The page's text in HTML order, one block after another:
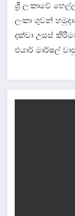
ශ්‍රී ලංකාවේ
ලංකා ගුවන්
දක්වා උසස්
එයාර් මාර්ෂල්